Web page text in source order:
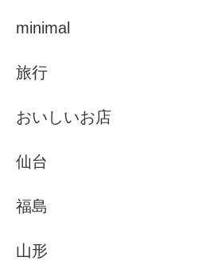
minimal
旅行
おいしいお店
仙台
福島
山形